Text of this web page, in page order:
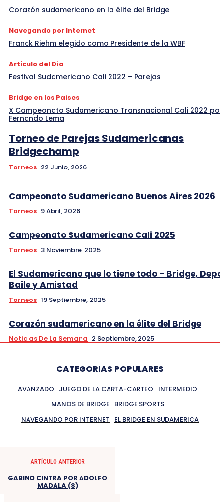
Corazón sudamericano en la élite del Bridge
Navegando por Internet
Franck Riehm elegido como Presidente de la WBF
Articulo del Día
Festival Sudamericano Cali 2022 – Parejas
Bridge en los Paises
X Campeonato Sudamericano Transnacional Cali 2022
Fernando Lema
Torneo de Parejas Sudamericanas
Bridgechamp
Torneos 22 Junio, 2026
Campeonato Sudamericano Buenos Aires 2026
Torneos 9 Abril, 2026
Campeonato Sudamericano Cali 2025
Torneos 3 Noviembre, 2025
El Sudamericano que lo tiene todo – Bridge,
Baile y Amistad
Torneos 19 Septiembre, 2025
Corazón sudamericano en la élite del Bridge
Noticias De La Semana 2 Septiembre, 2025
CATEGORIAS POPULARES
AVANZADO JUEGO DE LA CARTA-CARTEO
INTERMEDIO
MANOS DE BRIDGE
BRIDGE SPORTS
NAVEGANDO POR INTERNET
EL BRIDGE EN SUDAMERICA
ARTÍCULO ANTERIOR
GABINO CINTRA POR ADOLFO
MADALA (S)